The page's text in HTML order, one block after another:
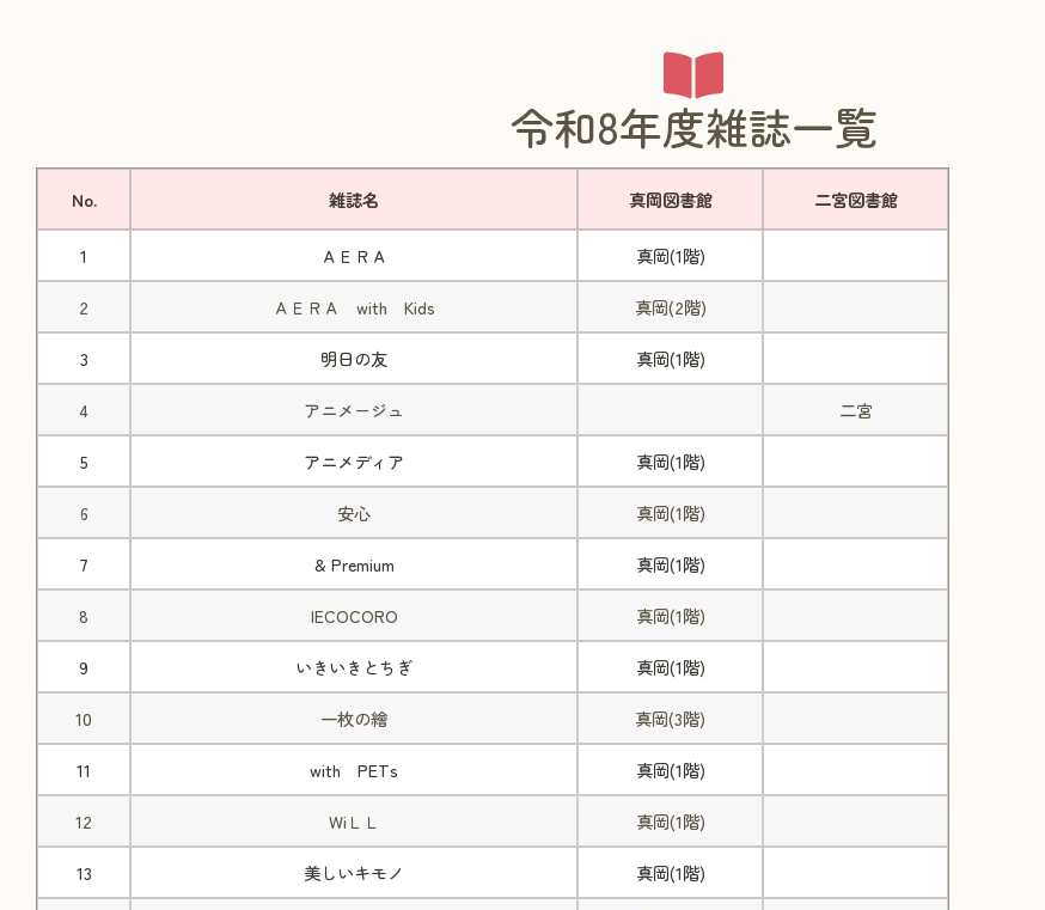
令和8年度雑誌一覧
No. 雑誌名 真岡図書館 二宮図書館
1 ＡＥＲＡ 真岡(1階)
2 ＡＥＲＡ with Kids 真岡(2階)
3 明日の友 真岡(1階)
4 アニメージュ 二宮
5 アニメディア 真岡(1階)
6 安心 真岡(1階)
7 & Premium 真岡(1階)
8 IECOCORO 真岡(1階)
9 いきいきとちぎ 真岡(1階)
10 一枚の繪 真岡(3階)
11 with PETs 真岡(1階)
12 WiＬＬ 真岡(1階)
13 美しいキモノ 真岡(1階)